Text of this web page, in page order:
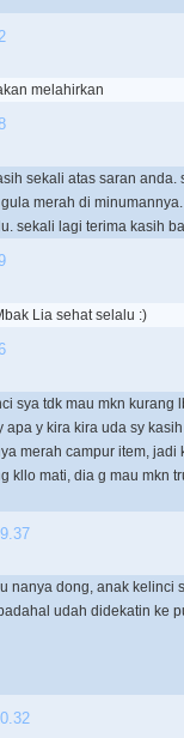
melahirkan
sekali atas saran anda.
merah di
sekali lagi terima kasih
Lia sehat selalu :)
sya tdk mau mkn kurang
y kira kira uda sy
merah campur item, jadi
kllo mati, dia g mau mkn
nanya dong, anak kelinci
udah didekatin ke